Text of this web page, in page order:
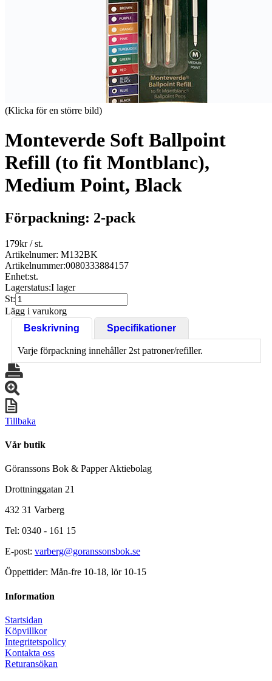
(Klicka för en större bild)
Monteverde Soft Ballpoint
Refill (to fit Montblanc),
Medium Point, Black
Förpackning: 2-pack
179kr/ st.
Artikelnumer: M132BK
Artikelnummer:0080333884157
Enhet:st.
Lagerstatus:I lager
St:
Lägg i varukorg
Beskrivning
Specifikationer
Varje förpackning innehåller 2st patroner/refiller.
Tillbaka
Vår butik
Göranssons Bok & Papper Aktiebolag
Drottninggatan 21
432 31 Varberg
Tel: 0340 - 161 15
E-post: varberg@goranssonsbok.se
Öppettider: Mån-fre 10-18, lör 10-15
Information
Startsidan
Köpvillkor
Integritetspolicy
Kontakta oss
Returansökan